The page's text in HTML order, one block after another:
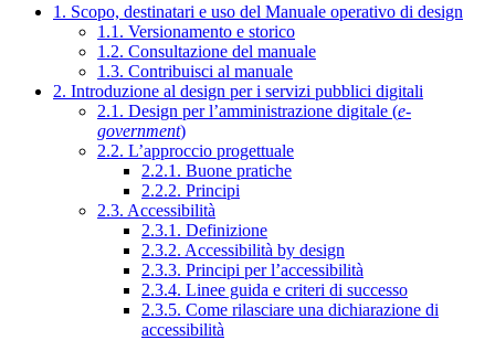
1. Scopo, destinatari e uso del Manuale operativo di design
1.1. Versionamento e storico
1.2. Consultazione del manuale
1.3. Contribuisci al manuale
2. Introduzione al design per i servizi pubblici digitali
2.1. Design per l’amministrazione digitale (e-
government)
2.2. L’approccio progettuale
2.2.1. Buone pratiche
2.2.2. Principi
2.3. Accessibilità
2.3.1. Definizione
2.3.2. Accessibilità by design
2.3.3. Principi per l’accessibilità
2.3.4. Linee guida e criteri di successo
2.3.5. Come rilasciare una dichiarazione di
accessibilità